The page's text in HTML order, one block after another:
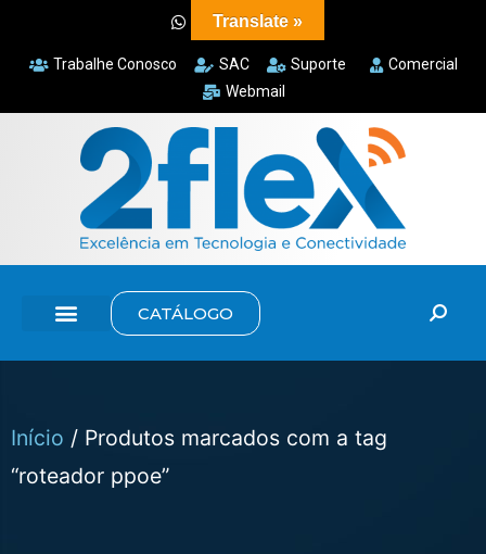
Trabalhe Conosco SAC Suporte
Comercial
Webmail
CATÁLOGO
Início / Produtos marcados com a tag
“roteador ppoe”
Translate »